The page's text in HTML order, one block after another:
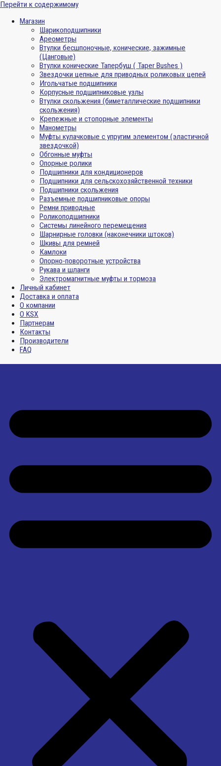
Перейти к содержимому
Магазин
Шарикоподшипники
Ареометры
Втулки бесшпоночные, конические, зажимные
(Цанговые)
Втулки конические Тапербуш ( Taper Bushes )
Звездочки цепные для приводных роликовых цепей
Игольчатые подшипники
Корпусные подшипниковые узлы
Втулки скольжения (биметаллические подшипники
скольжения)
Крепежные и стопорные элементы
Манометры
Муфты кулачковые с упругим элементом (эластичной
звездочкой)
Обгонные муфты
Опорные ролики
Подшипники для кондиционеров
Подшипники для сельскохозяйственной техники
Подшипники скольжения
Разъемные подшипниковые опоры
Ремни приводные
Роликоподшипники
Системы линейного перемещения
Шарнирные головки (наконечники штоков)
Шкивы для ремней
Камлоки
Опорно-поворотные устройства
Рукава и шланги
Электромагнитные муфты и тормоза
Личный кабинет
Доставка и оплата
О компании
О KSX
Партнерам
Контакты
Производители
FAQ